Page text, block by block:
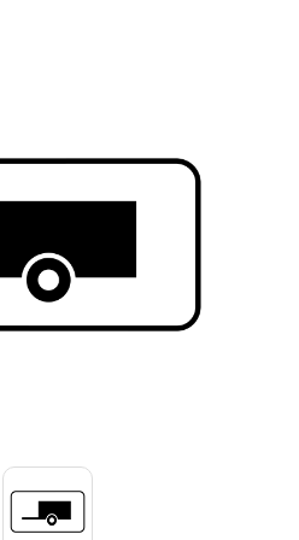
знаки
знаки
знаков (Стойки)
на солнечной